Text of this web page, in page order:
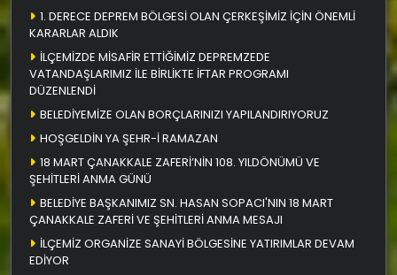
1. DERECE DEPREM BÖLGESİ OLAN ÇERKEŞİMİZ İÇİN ÖNEMLİ
KARARLAR ALDIK
İLÇEMİZDE MİSAFİR ETTİĞİMİZ DEPREMZEDE
VATANDAŞLARIMIZ İLE BİRLİKTE İFTAR PROGRAMI
DÜZENLENDİ
BELEDİYEMİZE OLAN BORÇLARINIZI YAPILANDIRIYORUZ
HOŞGELDİN YA ŞEHR-İ RAMAZAN
18 MART ÇANAKKALE ZAFERİ’NİN 108. YILDÖNÜMÜ VE
ŞEHİTLERİ ANMA GÜNÜ
BELEDİYE BAŞKANIMIZ SN. HASAN SOPACI'NIN 18 MART
ÇANAKKALE ZAFERİ VE ŞEHİTLERİ ANMA MESAJI
İLÇEMİZ ORGANİZE SANAYİ BÖLGESİNE YATIRIMLAR DEVAM
EDİYOR